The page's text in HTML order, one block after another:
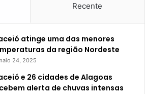
Recente
atinge uma das menores
da região Nordeste
24, 2025
e 26 cidades de Alagoas
alerta de chuvas intensas